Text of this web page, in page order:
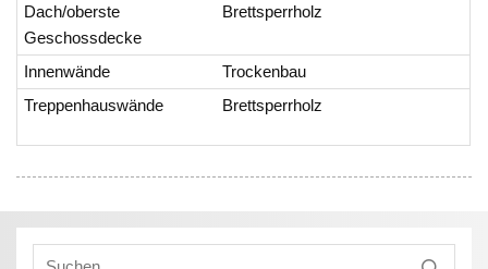
Dach/oberste
Geschossdecke
Brettsperrholz
Innenwände
Trockenbau
Treppenhauswände
Brettsperrholz